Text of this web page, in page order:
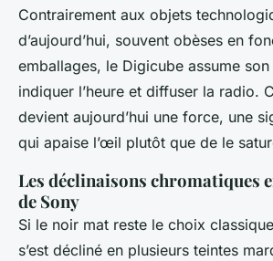
Contrairement aux objets
d’aujourd’hui, souvent obèses en
emballages, le Digicube assume
indiquer l’heure et diffuser la radio.
devient aujourd’hui une force, une
qui apaise l’œil plutôt que de le
Les déclinaisons chromatiques
de Sony
Si le noir mat reste le choix
s’est décliné en plusieurs teintes